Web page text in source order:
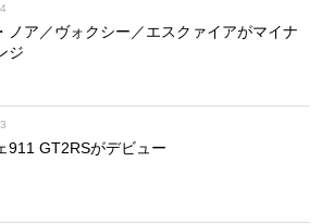
ノア／ヴォクシー／エスクァイアがマイナ
ジ
911 GT2RSがデビュー